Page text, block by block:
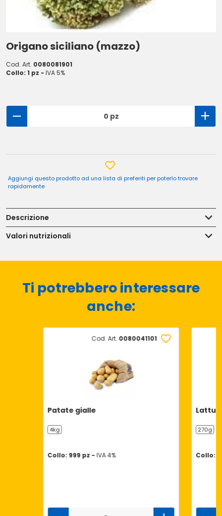
Origano siciliano (mazzo)
Cod. Art. 0080081901
Collo: 1 pz - IVA 5%
0 pz
Aggiungi questo prodotto ad una lista di preferiti per poterlo trovare
rapidamente
Descrizione
Valori nutrizionali
Ti potrebbero interessare
anche:
Cod. Art. 0080041101
Patate gialle
4kg
Collo: 999 pz - IVA 4%
270g
Collo: